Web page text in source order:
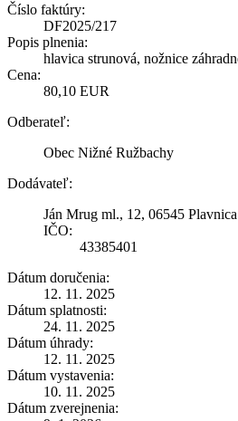
Číslo faktúry:
DF2025/217
Popis plnenia:
hlavica strunová, nožnice
Cena:
80,10 EUR
Odberateľ:
Obec Nižné Ružbachy
Dodávateľ:
Ján Mrug ml., 12, 06545 Plavnica
IČO:
43385401
Dátum doručenia:
12. 11. 2025
Dátum splatnosti:
24. 11. 2025
Dátum úhrady:
12. 11. 2025
Dátum vystavenia:
10. 11. 2025
Dátum zverejnenia: